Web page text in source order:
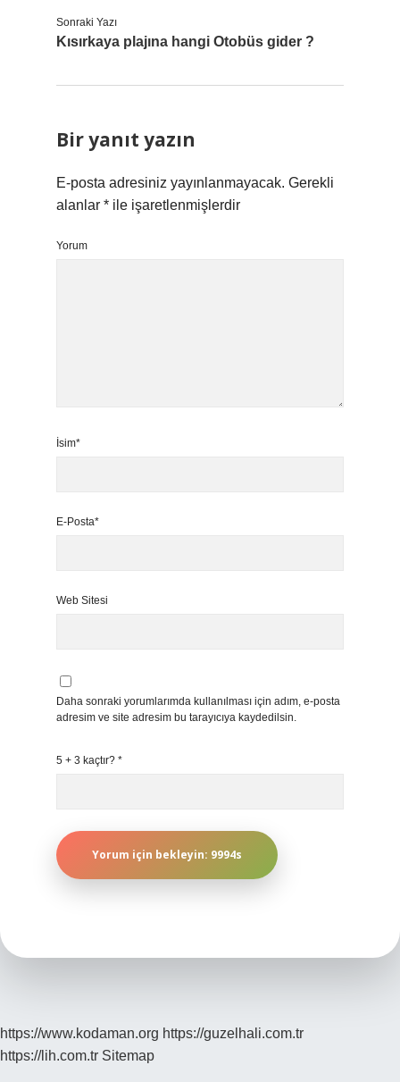
Sonraki Yazı
Kısırkaya plajına hangi Otobüs gider ?
Bir yanıt yazın
E-posta adresiniz yayınlanmayacak. Gerekli
alanlar * ile işaretlenmişlerdir
Yorum
İsim*
E-Posta*
Web Sitesi
Daha sonraki yorumlarımda kullanılması için adım, e-posta
adresim ve site adresim bu tarayıcıya kaydedilsin.
5 + 3 kaçtır? *
https://www.kodaman.org https://guzelhali.com.tr
https://lih.com.tr Sitemap